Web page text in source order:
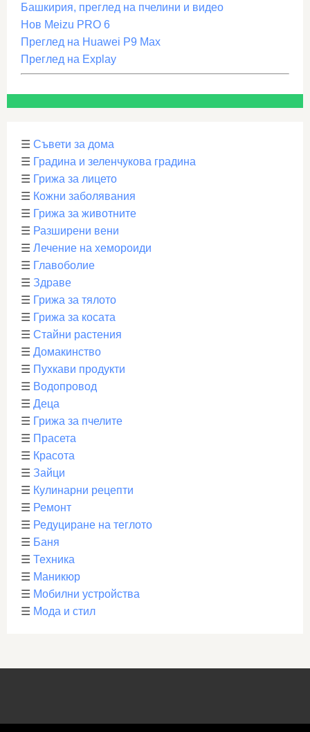
Башкирия, преглед на пчелини и видео
Нов Meizu PRO 6
Преглед на Huawei P9 Max
Преглед на Explay
☰ Съвети за дома
☰ Градина и зеленчукова градина
☰ Грижа за лицето
☰ Кожни заболявания
☰ Грижа за животните
☰ Разширени вени
☰ Лечение на хемороиди
☰ Главоболие
☰ Здраве
☰ Грижа за тялото
☰ Грижа за косата
☰ Стайни растения
☰ Домакинство
☰ Пухкави продукти
☰ Водопровод
☰ Деца
☰ Грижа за пчелите
☰ Прасета
☰ Красота
☰ Зайци
☰ Кулинарни рецепти
☰ Ремонт
☰ Редуциране на теглото
☰ Баня
☰ Техника
☰ Маникюр
☰ Мобилни устройства
☰ Мода и стил